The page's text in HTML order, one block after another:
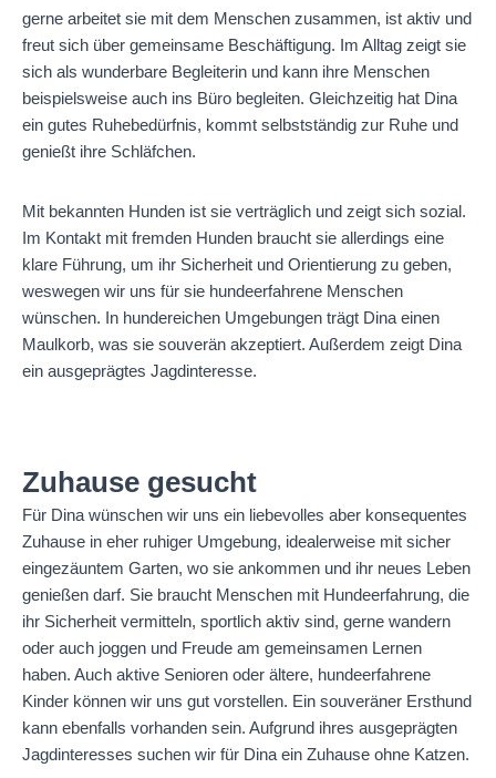
gerne arbeitet sie mit dem Menschen zusammen, ist aktiv und
freut sich über gemeinsame Beschäftigung. Im Alltag zeigt sie
sich als wunderbare Begleiterin und kann ihre Menschen
beispielsweise auch ins Büro begleiten. Gleichzeitig hat Dina
ein gutes Ruhebedürfnis, kommt selbstständig zur Ruhe und
genießt ihre Schläfchen.
Mit bekannten Hunden ist sie verträglich und zeigt sich sozial.
Im Kontakt mit fremden Hunden braucht sie allerdings eine
klare Führung, um ihr Sicherheit und Orientierung zu geben,
weswegen wir uns für sie hundeerfahrene Menschen
wünschen. In hundereichen Umgebungen trägt Dina einen
Maulkorb, was sie souverän akzeptiert. Außerdem zeigt Dina
ein ausgeprägtes Jagdinteresse.
Zuhause gesucht
Für Dina wünschen wir uns ein liebevolles aber konsequentes
Zuhause in eher ruhiger Umgebung, idealerweise mit sicher
eingezäuntem Garten, wo sie ankommen und ihr neues Leben
genießen darf. Sie braucht Menschen mit Hundeerfahrung, die
ihr Sicherheit vermitteln, sportlich aktiv sind, gerne wandern
oder auch joggen und Freude am gemeinsamen Lernen
haben. Auch aktive Senioren oder ältere, hundeerfahrene
Kinder können wir uns gut vorstellen. Ein souveräner Ersthund
kann ebenfalls vorhanden sein. Aufgrund ihres ausgeprägten
Jagdinteresses suchen wir für Dina ein Zuhause ohne Katzen.